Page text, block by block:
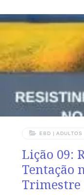
12.14) VERDADE
devemos estar
de ter uma vida
Senhor LEITURA
de Deus gera
EBD | ADULTOS
Lição 09:
Tentação
Trimestre